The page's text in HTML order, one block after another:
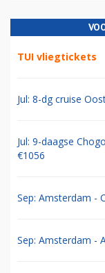
TUI vliegtickets
Jul: 8-dg cruise
Jul: 9-daagse
€1056
Sep: Amsterdam -
Sep: Amsterdam -